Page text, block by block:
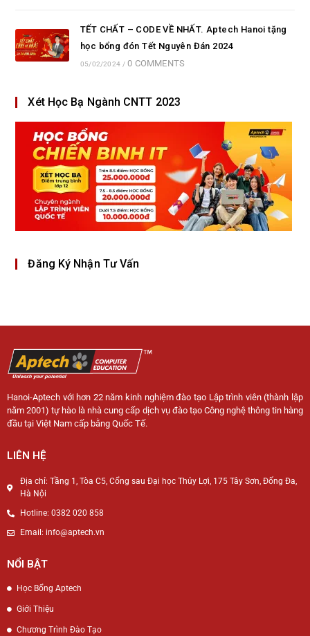
TẾT CHẤT – CODE VỀ NHẤT. Aptech Hanoi tặng
học bổng đón Tết Nguyên Đán 2024
05/02/2024 / 0 COMMENTS
Xét Học Bạ Ngành CNTT 2023
Đăng Ký Nhận Tư Vấn
Hanoi-Aptech với hơn 22 năm kinh nghiệm đào tạo Lập trình viên (thành lập
năm 2001) tự hào là nhà cung cấp dịch vụ đào tạo Công nghệ thông tin hàng
đầu tại Việt Nam cấp bằng Quốc Tế.
LIÊN HỆ
Địa chỉ: Tầng 1, Tòa C5, Cổng sau Đại học Thủy Lợi, 175 Tây Sơn, Đống Đa,
Hà Nội
Hotline: 0382 020 858
Email: info@aptech.vn
NỔI BẬT
Học Bổng Aptech
Giới Thiệu
Chương Trình Đào Tạo